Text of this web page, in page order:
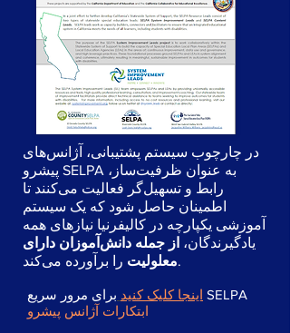
در چارچوب سیستم پشتیبانی، آژانس‌های
پیشرو SELPA به عنوان ظرفیت‌ساز،
رابط و تسهیل‌گر فعالیت می‌کنند تا
اطمینان حاصل شود که یک سیستم
آموزشی یکپارچه در کالیفرنیا نیازهای همه
یادگیرندگان، از جمله دانش‌آموزان دارای
معلولیترا برآورده می‌کند.
اینجا کلیک کنید برای مرور سریع
SELPA
ابتکارات آژانس پیشرو